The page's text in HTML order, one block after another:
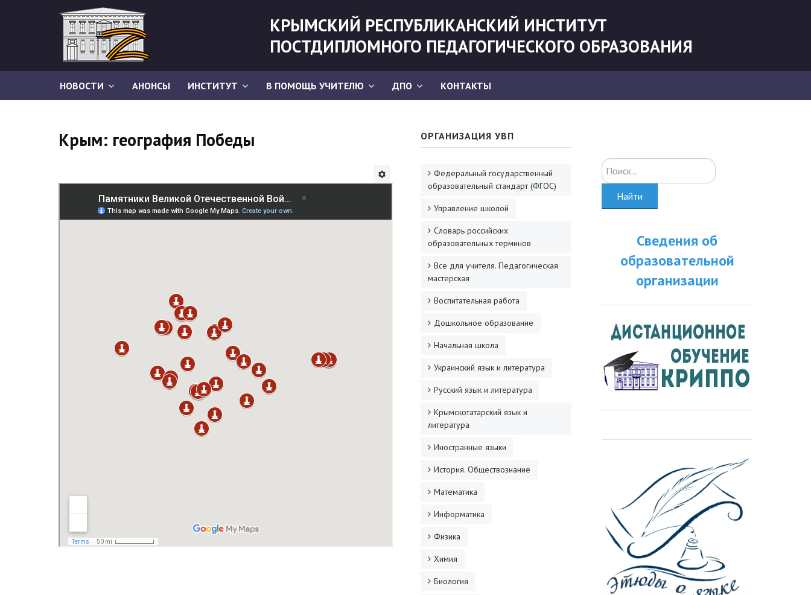
КРЫМСКИЙ РЕСПУБЛИКАНСКИЙ ИНСТИТУТ
ПОСТДИПЛОМНОГО ПЕДАГОГИЧЕСКОГО ОБРАЗОВАНИЯ
НОВОСТИ АНОНСЫ ИНСТИТУТ В ПОМОЩЬ УЧИТЕЛЮ ДПО КОНТАКТЫ
Крым: география Победы ОРГАНИЗАЦИЯ УВП
Федеральный государственный
образовательный стандарт (ФГОС)
Управление школой
Словарь российских
образовательных терминов
Все для учителя. Педагогическая
мастерская
Воспитательная работа
Дошкольное образование
Начальная школа
Украинский язык и литература
Русский язык и литература
Крымскотатарский язык и
литература
Иностранные языки
История. Обществознание
Математика
Информатика
Физика
Химия
Биология
Искать...
Найти
Сведения об
образовательной
организации